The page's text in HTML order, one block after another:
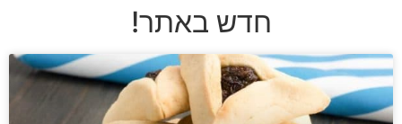
חדש באתר!